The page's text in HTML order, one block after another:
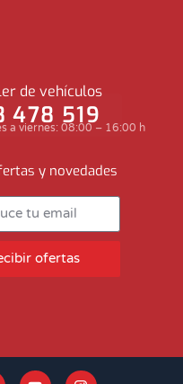
de vehículos
478 519
a viernes: 08:00 – 16:00 h
y novedades
ofertas